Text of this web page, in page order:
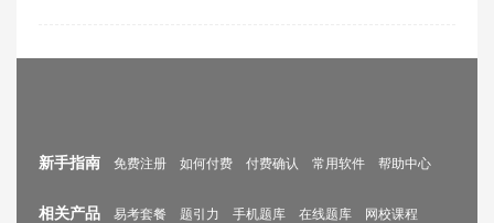
新手指南 免费注册 如何付费 付费确认 常用软件 帮助中心
相关产品 易考套餐 题引力 手机题库 在线题库 网校课程